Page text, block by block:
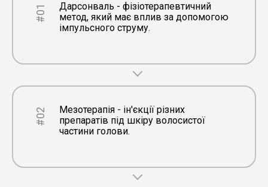
#01
Дарсонваль - фізіотерапевтичний
метод, який має вплив за допомогою
імпульсного струму.
#02
Мезотерапія - ін'єкції різних
препаратів під шкіру волосистої
частини голови.